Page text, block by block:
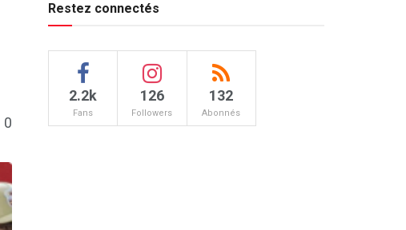
0
Restez connectés
2.2k
Fans
126
Followers
132
Abonnés